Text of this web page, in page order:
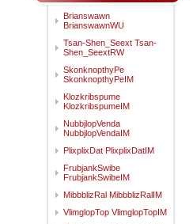
Brianswawn
BrianswawnWU
Tsan-Shen_Seext Tsan-
Shen_SeextRW
SkonknopthyPe
SkonknopthyPeIM
Klozkribspume
KlozkribspumeIM
NubbjlopVenda
NubbjlopVendaIM
PlixplixDat PlixplixDatIM
FrubjankSwibe
FrubjankSwibeIM
MibbblizRal MibbblizRalIM
VlimglopTop VlimglopTopIM